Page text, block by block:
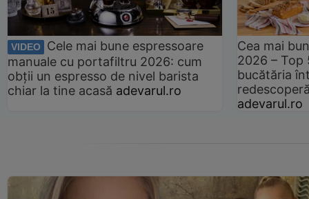
VIDEO
Cele mai bune espressoare
manuale cu portafiltru 2026: cum
obții un espresso de nivel barista
chiar la tine acasă adevarul.ro
Cea mai
2026 –
bucătăria
adevarul.ro